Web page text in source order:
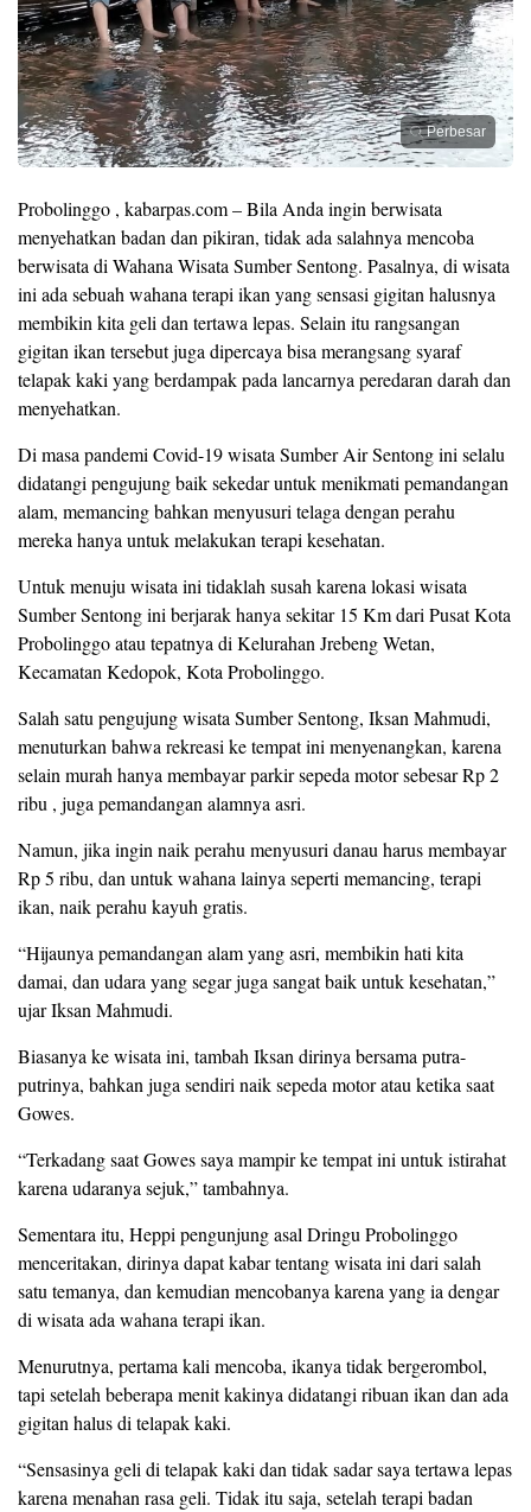
Perbesar
Probolinggo , kabarpas.com – Bila Anda ingin berwisata
menyehatkan badan dan pikiran, tidak ada salahnya mencoba
berwisata di Wahana Wisata Sumber Sentong. Pasalnya, di wisata
ini ada sebuah wahana terapi ikan yang sensasi gigitan halusnya
membikin kita geli dan tertawa lepas. Selain itu rangsangan
gigitan ikan tersebut juga dipercaya bisa merangsang syaraf
telapak kaki yang berdampak pada lancarnya peredaran darah dan
menyehatkan.
Di masa pandemi Covid-19 wisata Sumber Air Sentong ini selalu
didatangi pengujung baik sekedar untuk menikmati pemandangan
alam, memancing bahkan menyusuri telaga dengan perahu
mereka hanya untuk melakukan terapi kesehatan.
Untuk menuju wisata ini tidaklah susah karena lokasi wisata
Sumber Sentong ini berjarak hanya sekitar 15 Km dari Pusat Kota
Probolinggo atau tepatnya di Kelurahan Jrebeng Wetan,
Kecamatan Kedopok, Kota Probolinggo.
Salah satu pengujung wisata Sumber Sentong, Iksan Mahmudi,
menuturkan bahwa rekreasi ke tempat ini menyenangkan, karena
selain murah hanya membayar parkir sepeda motor sebesar Rp 2
ribu , juga pemandangan alamnya asri.
Namun, jika ingin naik perahu menyusuri danau harus membayar
Rp 5 ribu, dan untuk wahana lainya seperti memancing, terapi
ikan, naik perahu kayuh gratis.
“Hijaunya pemandangan alam yang asri, membikin hati kita
damai, dan udara yang segar juga sangat baik untuk kesehatan,”
ujar Iksan Mahmudi.
Biasanya ke wisata ini, tambah Iksan dirinya bersama putra-
putrinya, bahkan juga sendiri naik sepeda motor atau ketika saat
Gowes.
“Terkadang saat Gowes saya mampir ke tempat ini untuk istirahat
karena udaranya sejuk,” tambahnya.
Sementara itu, Heppi pengunjung asal Dringu Probolinggo
menceritakan, dirinya dapat kabar tentang wisata ini dari salah
satu temanya, dan kemudian mencobanya karena yang ia dengar
di wisata ada wahana terapi ikan.
Menurutnya, pertama kali mencoba, ikanya tidak bergerombol,
tapi setelah beberapa menit kakinya didatangi ribuan ikan dan ada
gigitan halus di telapak kaki.
“Sensasinya geli di telapak kaki dan tidak sadar saya tertawa lepas
karena menahan rasa geli. Tidak itu saja, setelah terapi badan